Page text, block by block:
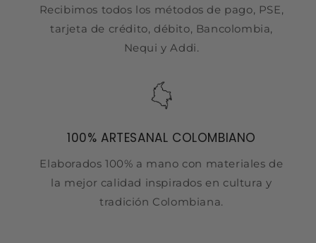
Recibimos todos los métodos de pago, PSE,
tarjeta de crédito, débito, Bancolombia,
Nequi y Addi.
100% ARTESANAL COLOMBIANO
Elaborados 100% a mano con materiales de
la mejor calidad inspirados en cultura y
tradición Colombiana.